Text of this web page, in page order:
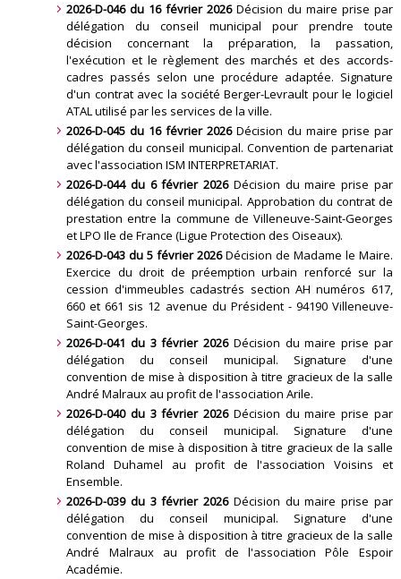
2026-D-046 du 16 février 2026Décision du maire prise par
délégation du conseil municipal pour prendre toute
décision concernant la préparation, la passation,
l'exécution et le règlement des marchés et des accords-
cadres passés selon une procédure adaptée. Signature
d'un contrat avec la société Berger-Levrault pour le logiciel
ATAL utilisé par les services de la ville.
2026-D-045 du 16 février 2026Décision du maire prise par
délégation du conseil municipal. Convention de partenariat
avec l'association ISM INTERPRETARIAT.
2026-D-044 du 6 février 2026Décision du maire prise par
délégation du conseil municipal. Approbation du contrat de
prestation entre la commune de Villeneuve-Saint-Georges
et LPO Ile de France (Ligue Protection des Oiseaux).
2026-D-043 du 5 février 2026Décision de Madame le Maire.
Exercice du droit de préemption urbain renforcé sur la
cession d'immeubles cadastrés section AH numéros 617,
660 et 661 sis 12 avenue du Président - 94190 Villeneuve-
Saint-Georges.
2026-D-041 du 3 février 2026Décision du maire prise par
délégation du conseil municipal. Signature d'une
convention de mise à disposition à titre gracieux de la salle
André Malraux au profit de l'association Arile.
2026-D-040 du 3 février 2026Décision du maire prise par
délégation du conseil municipal. Signature d'une
convention de mise à disposition à titre gracieux de la salle
Roland Duhamel au profit de l'association Voisins et
Ensemble.
2026-D-039 du 3 février 2026Décision du maire prise par
délégation du conseil municipal. Signature d'une
convention de mise à disposition à titre gracieux de la salle
André Malraux au profit de l'association Pôle Espoir
Académie.